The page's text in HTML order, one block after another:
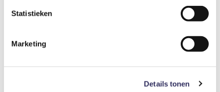
Statistieken
Marketing
Details tonen